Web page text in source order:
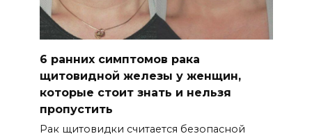
6 ранних симптомов рака
щитовидной железы у женщин,
которые стоит знать и нельзя
пропустить
Рак щитовидки считается безопасной